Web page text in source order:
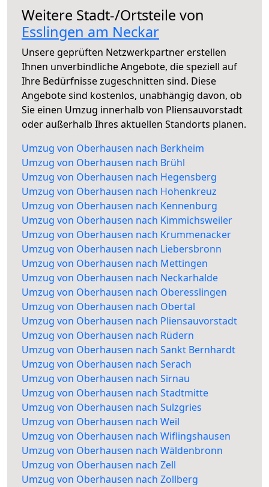
Weitere Stadt-/Ortsteile von
Esslingen am Neckar
Unsere geprüften Netzwerkpartner erstellen
Ihnen unverbindliche Angebote, die speziell auf
Ihre Bedürfnisse zugeschnitten sind. Diese
Angebote sind kostenlos, unabhängig davon, ob
Sie einen Umzug innerhalb von Pliensauvorstadt
oder außerhalb Ihres aktuellen Standorts planen.
Umzug von Oberhausen nach Berkheim
Umzug von Oberhausen nach Brühl
Umzug von Oberhausen nach Hegensberg
Umzug von Oberhausen nach Hohenkreuz
Umzug von Oberhausen nach Kennenburg
Umzug von Oberhausen nach Kimmichsweiler
Umzug von Oberhausen nach Krummenacker
Umzug von Oberhausen nach Liebersbronn
Umzug von Oberhausen nach Mettingen
Umzug von Oberhausen nach Neckarhalde
Umzug von Oberhausen nach Oberesslingen
Umzug von Oberhausen nach Obertal
Umzug von Oberhausen nach Pliensauvorstadt
Umzug von Oberhausen nach Rüdern
Umzug von Oberhausen nach Sankt Bernhardt
Umzug von Oberhausen nach Serach
Umzug von Oberhausen nach Sirnau
Umzug von Oberhausen nach Stadtmitte
Umzug von Oberhausen nach Sulzgries
Umzug von Oberhausen nach Weil
Umzug von Oberhausen nach Wiflingshausen
Umzug von Oberhausen nach Wäldenbronn
Umzug von Oberhausen nach Zell
Umzug von Oberhausen nach Zollberg